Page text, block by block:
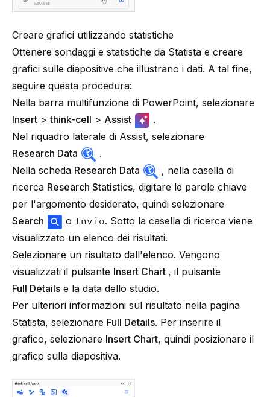
Creare grafici utilizzando statistiche
Ottenere sondaggi e statistiche da Statista e creare
grafici sulle diapositive che illustrano i dati. A tal fine,
seguire questa procedura:
Nella barra multifunzione di PowerPoint, selezionare
Insert >think-cell > Assist
.
Nel riquadro laterale di Assist, selezionare
Research Data
.
Nella scheda Research Data
, nella casella di
ricerca Research Statistics, digitare le parole chiave
per l'argomento desiderato, quindi selezionare
Search
o Invio. Sotto la casella di ricerca viene
visualizzato un elenco dei risultati.
Selezionare un risultato dall'elenco. Vengono
visualizzati il pulsante Insert Chart , il pulsante
Full Details e la data dello studio.
Per ulteriori informazioni sul risultato nella pagina
Statista, selezionare Full Details. Per inserire il
grafico, selezionare Insert Chart, quindi posizionare il
grafico sulla diapositiva.